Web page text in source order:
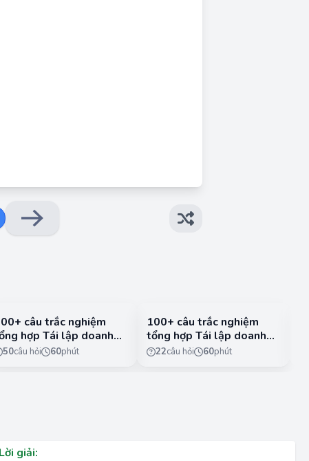
tin tức, email, trò chơi, chat và công cụ tìm
một điểm truy cập duy nhất, tập hợp nhiều
Do đó, mô hình kinh doanh phù hợp
câu trắc nghiệm
hợp Tái lập doanh
có đáp án - Phần
50câu hỏi 60phút
100+ câu trắc nghiệm
tổng hợp Tái lập doanh
nghiệp có đáp án - Phần
22câu hỏi 60phút
Lời giải: